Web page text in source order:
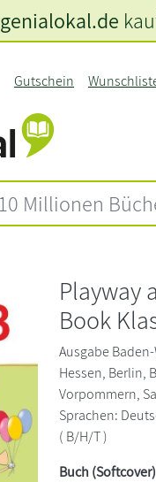
Gutschein
genialokal.de
Playway
Book
Ausgabe
Hessen, Berlin,
Vorpommern,
Sprachen:
( B/H/T )
Buch (Softcover)